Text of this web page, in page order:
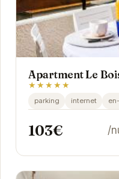
Apartment Le
★★★★★
parking internet
103€ /